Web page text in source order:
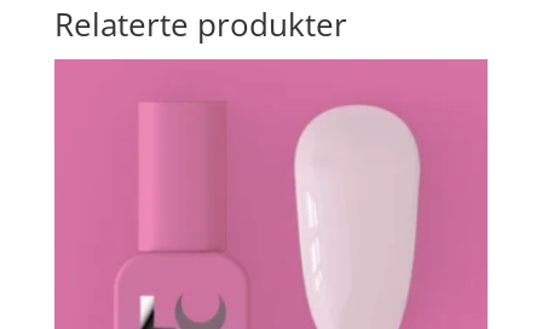
Relaterte produkter